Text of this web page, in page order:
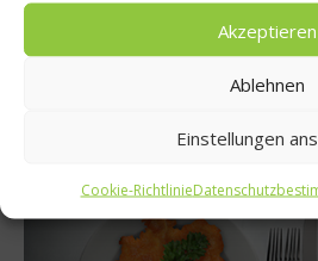
Akzeptieren
Ablehnen
Einstellungen
Cookie-Richtlinie
Was isst Deutschland